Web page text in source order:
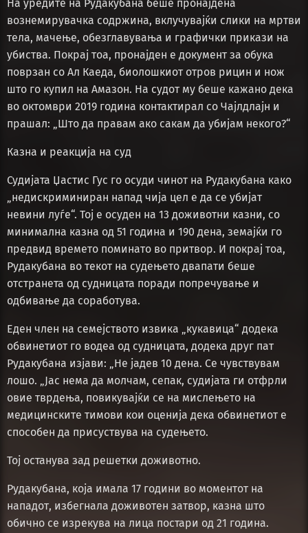
На уредите на Рудакубана беше пронајдена
вознемирувачка содржина, вклучувајќи слики на мртви
тела, мачење, обезглавувања и графички прикази на
убиства. Покрај тоа, пронајден е документ за обука
поврзан со Ал Каеда, биолошкиот отров рицин и нож
што го купил на Амазон. На судот му беше кажано дека
во октомври 2019 година контактирал со Чајлдлајн и
прашал: „Што да правам ако сакам да убијам некого?“
Казна и реакција на суд
Судијата Џастис Гус го осуди чинот на Рудакубана како
„недискриминиран напад чија цел е да се убијат
невини луѓе“. Тој е осуден на 13 доживотни казни, со
минимална казна од 51 година и 190 дена, земајќи го
предвид времето поминато во притвор. И покрај тоа,
Рудакубана во текот на судењето двапати беше
отстранета од судницата поради попречување и
одбивање да соработува.
Еден член на семејството извика „кукавица“ додека
обвинетиот го водеа од судницата, додека друг пат
Рудакубана изјави: „Не јадев 10 дена. Се чувствувам
лошо. „Јас нема да молчам, сепак, судијата ги отфрли
овие тврдења, повикувајќи се на мислењето на
медицинските тимови кои оценија дека обвинетиот е
способен да присуствува на судењето.
Тој останува зад решетки доживотно.
Рудакубана, која имала 17 години во моментот на
нападот, избегнала доживотен затвор, казна што
обично се изрекува на лица постари од 21 година.